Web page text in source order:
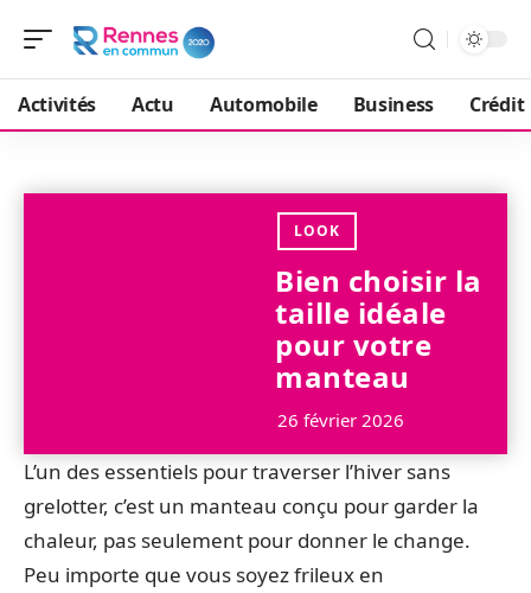
Activités Actu Automobile Business Crédit
LOOK
Bien choisir la
taille idéale
pour votre
manteau
26 février 2026
L’un des essentiels pour traverser l’hiver sans
grelotter, c’est un manteau conçu pour garder la
chaleur, pas seulement pour donner le change.
Peu importe que vous soyez frileux en